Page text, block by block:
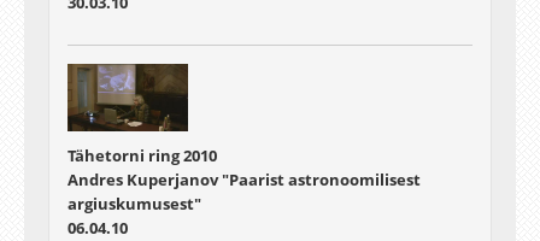
Tähetorni ring 2010
Andres Kuperjanov "Paarist astronoomilisest
argiuskumusest"
06.04.10